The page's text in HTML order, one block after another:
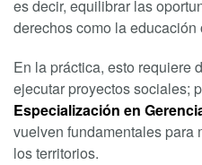
es decir, equilibrar las
derechos como la educación
En la práctica, esto requiere
ejecutar proyectos sociales;
Especialización en
vuelven fundamentales para
los territorios.